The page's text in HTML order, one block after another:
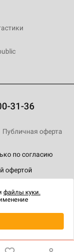
31-36
по согласию
офертой
Публичная оферта
файлы куки.